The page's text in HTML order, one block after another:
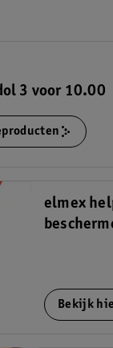
3 voor 10.00
elmex
Bekijk